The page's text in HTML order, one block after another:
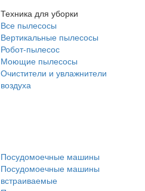
Техника для уборки
Все пылесосы
Вертикальные пылесосы
Робот-пылесос
Моющие пылесосы
Очистители и увлажнители
воздуха
Посудомоечные машины
Посудомоечные машины
встраиваемые